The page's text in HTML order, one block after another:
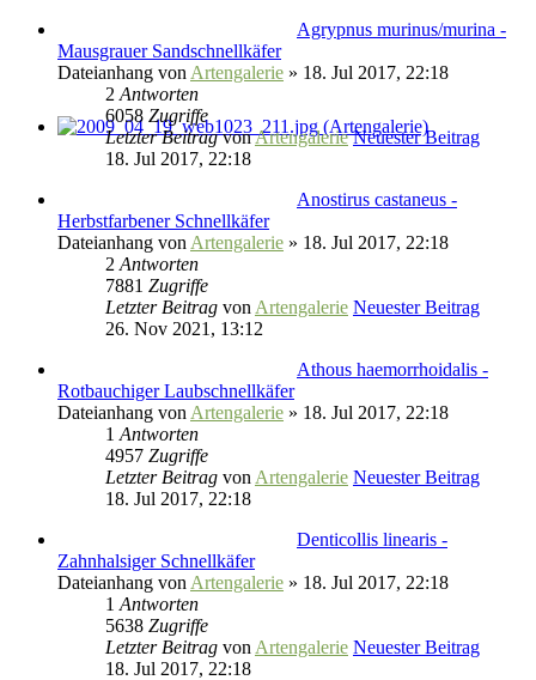
Agrypnus murinus/murina -
Mausgrauer Sandschnellkäfer
Dateianhang von Artengalerie » 18. Jul 2017, 22:18
2 Antworten
6058 Zugriffe
Letzter BeitragvonArtengalerie Neuester Beitrag
18. Jul 2017, 22:18
Anostirus castaneus -
Herbstfarbener Schnellkäfer
Dateianhang von Artengalerie » 18. Jul 2017, 22:18
2 Antworten
7881 Zugriffe
Letzter Beitrag von Artengalerie Neuester Beitrag
26. Nov 2021, 13:12
Athous haemorrhoidalis -
Rotbauchiger Laubschnellkäfer
Dateianhang von Artengalerie » 18. Jul 2017, 22:18
1 Antworten
4957 Zugriffe
Letzter Beitrag von Artengalerie Neuester Beitrag
18. Jul 2017, 22:18
Denticollis linearis -
Zahnhalsiger Schnellkäfer
Dateianhang von Artengalerie » 18. Jul 2017, 22:18
1 Antworten
5638 Zugriffe
Letzter Beitrag von Artengalerie Neuester Beitrag
18. Jul 2017, 22:18